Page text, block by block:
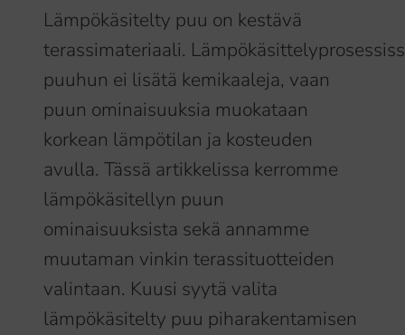
Lämpökäsitelty puu on kestävä
terassimateriaali.
puuhun ei lisätä kemikaaleja, vaan
puun ominaisuuksia muokataan
korkean lämpötilan ja kosteuden
avulla. Tässä artikkelissa kerromme
lämpökäsitellyn puun
ominaisuuksista sekä annamme
muutaman vinkin terassituotteiden
valintaan. Kuusi syytä valita
lämpökäsitelty puu piharakentamisen